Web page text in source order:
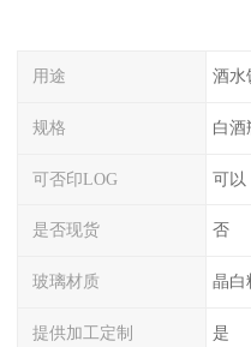
用途 酒水
规格 白酒
可否印LOG 可以
是否现货 否
玻璃材质 晶白
提供加工定制 是